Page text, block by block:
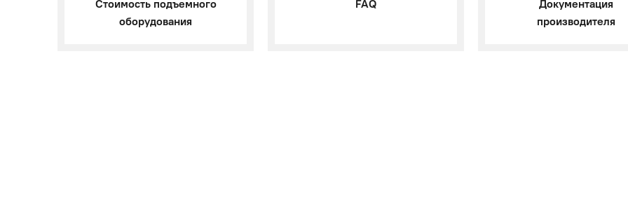
Стоимость подъемного
оборудования
FAQ
Документация
производителя